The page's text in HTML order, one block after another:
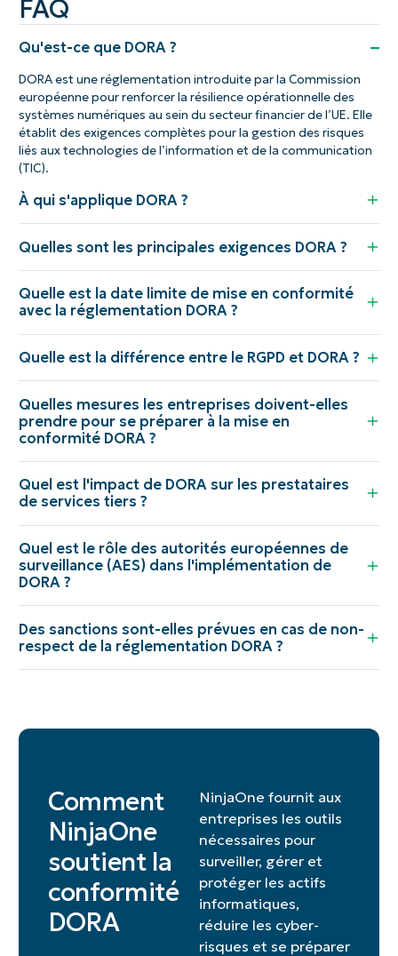
FAQ
Qu'est-ce que DORA ?
DORA est une réglementation introduite par la Commission
européenne pour renforcer la résilience opérationnelle des
systèmes numériques au sein du secteur financier de l’UE. Elle
établit des exigences complètes pour la gestion des risques
liés aux technologies de l’information et de la communication
(TIC).
À qui s'applique DORA ?
Quelles sont les principales exigences DORA ?
Quelle est la date limite de mise en conformité
avec la réglementation DORA ?
Quelle est la différence entre le RGPD et DORA ?
Quelles mesures les entreprises doivent-elles
prendre pour se préparer à la mise en
conformité DORA ?
Quel est l'impact de DORA sur les prestataires
de services tiers ?
Quel est le rôle des autorités européennes de
surveillance (AES) dans l'implémentation de
DORA ?
Des sanctions sont-elles prévues en cas de non-
respect de la réglementation DORA ?
Comment
NinjaOne
soutient la
conformité
DORA
NinjaOne fournit aux
entreprises les outils
nécessaires pour
surveiller, gérer et
protéger les actifs
informatiques,
réduire les cyber-
risques et se préparer